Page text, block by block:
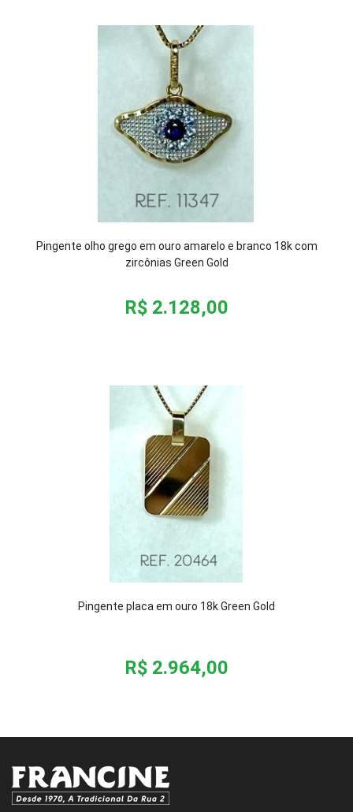
Pingente olho grego em ouro amarelo e branco 18k com
zircônias Green Gold
R$ 2.128,00
Pingente placa em ouro 18k Green Gold
R$ 2.964,00